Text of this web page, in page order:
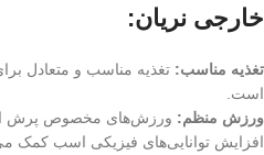
خارجی نریان:
تغذیه مناسب: تغذیه مناسب و متعادل
است.
ورزش منظم: ورزش‌های مخصوص پرش از
افزایش توانایی‌های فیزیکی اسب کمک